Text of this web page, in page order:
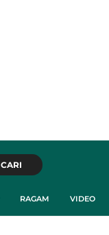
CARI
RAGAM VIDEO